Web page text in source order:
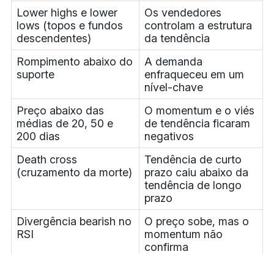
Lower highs e lower
lows (topos e fundos
descendentes)
Os vendedores
controlam a estrutura
da tendência
Rompimento abaixo do
suporte
A demanda
enfraqueceu em um
nível-chave
Preço abaixo das
médias de 20, 50 e
200 dias
O momentum e o viés
de tendência ficaram
negativos
Death cross
(cruzamento da morte)
Tendência de curto
prazo caiu abaixo da
tendência de longo
prazo
Divergência bearish no
RSI
O preço sobe, mas o
momentum não
confirma